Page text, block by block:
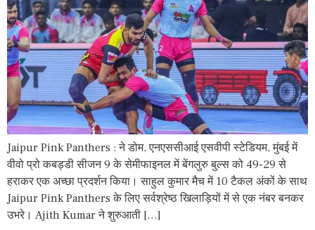
Jaipur Pink Panthers : ने डोम, एनएससीआई एसवीपी स्टेडियम, मुंबई में
वीवो प्रो कबड्डी सीजन 9 के सेमीफाइनल में बेंगलुरु बुल्स को 49-29 से
हराकर एक अच्छा प्रदर्शन किया। साहुल कुमार मैच में 10 टैकल अंकों के साथ
Jaipur Pink Panthers के लिए सर्वश्रेष्ठ खिलाड़ियों में से एक नंबर बनकर
उभरे। Ajith Kumar ने शुरुआती […]